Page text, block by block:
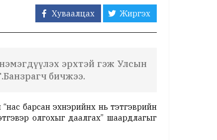
Хуваалцах Жиргэх
эрхтэй гэж Улсын
бичжээ.
барсан эхнэрийнх нь тэтгэврийн
олгохыг даалгах” шаардлагыг